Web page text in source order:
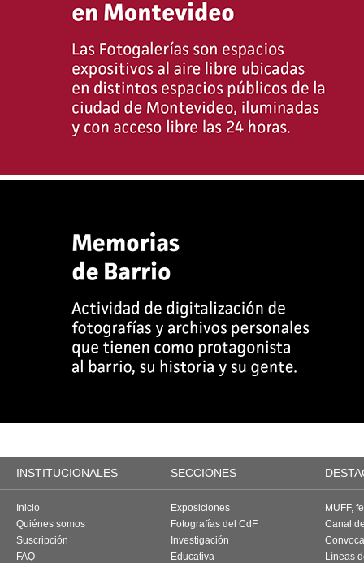
INSTITUCIONALES SECCIONES
Inicio
Quiénes somos
Suscripción
FAQ
Exposiciones
Fotografías del CdF
Investigación
Educativa
MUFF,
Canal
Líneas